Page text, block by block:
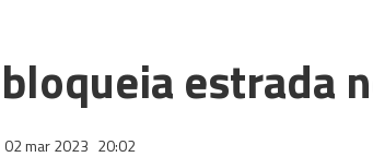
estrada
02 mar 2023 20:02